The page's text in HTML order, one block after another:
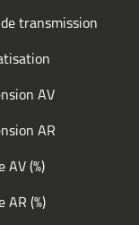
transmission
AV
AR
AV (%)
AR (%)